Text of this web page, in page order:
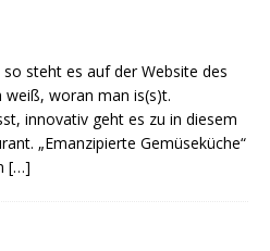
so steht es auf der Website des
weiß, woran man is(s)t.
innovativ geht es zu in diesem
„Emanzipierte Gemüseküche“
[…]